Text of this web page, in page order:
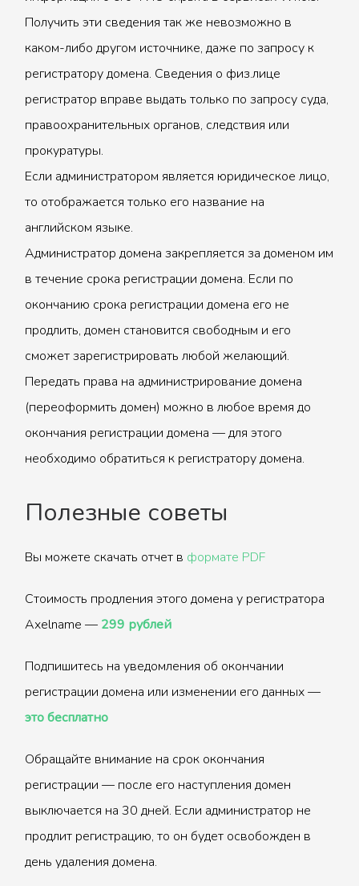
Получить эти сведения так же невозможно в
каком-либо другом источнике, даже по запросу к
регистратору домена. Сведения о физ.лице
регистратор вправе выдать только по запросу суда,
правоохранительных органов, следствия или
прокуратуры.
Если администратором является юридическое лицо,
то отображается только его название на
английском языке.
Администратор домена закрепляется за доменом им
в течение срока регистрации домена. Если по
окончанию срока регистрации домена его не
продлить, домен становится свободным и его
сможет зарегистрировать любой желающий.
Передать права на администрирование домена
(переоформить домен) можно в любое время до
окончания регистрации домена — для этого
необходимо обратиться к регистратору домена.
Полезные советы
Вы можете скачать отчет в формате PDF
Стоимость продления этого домена у регистратора
Axelname — 299 рублей
Подпишитесь на уведомления об окончании
регистрации домена или изменении его данных —
это бесплатно
Обращайте внимание на срок окончания
регистрации — после его наступления домен
выключается на 30 дней. Если администратор не
продлит регистрацию, то он будет освобожден в
день удаления домена.